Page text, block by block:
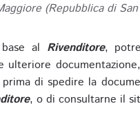
(Repubblica di
al Rivenditore,
ulteriore
di spedire la
, o di consultarne il